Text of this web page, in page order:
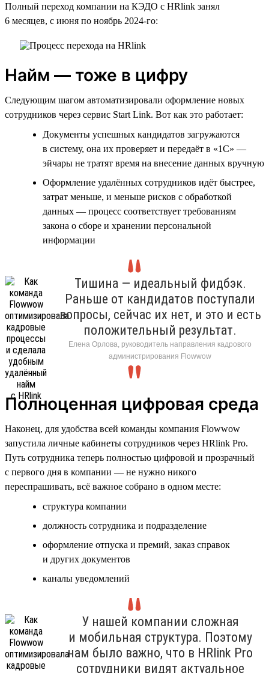
Полный переход компании на КЭДО с HRlink занял
6 месяцев, с июня по ноябрь 2024-го:
Найм — тоже в цифру
Следующим шагом автоматизировали оформление новых
сотрудников через сервис Start Link. Вот как это работает:
Документы успешных кандидатов загружаются
в систему, она их проверяет и передаёт в «1С» —
эйчары не тратят время на внесение данных вручную
Оформление удалённых сотрудников идёт быстрее,
затрат меньше, и меньше рисков с обработкой
данных — процесс соответствует требованиям
закона о сборе и хранении персональной
информации
Тишина — идеальный фидбэк.
Раньше от кандидатов поступали
вопросы, сейчас их нет, и это и есть
положительный результат.
Елена Орлова, руководитель направления кадрового
администрирования Flowwow
Полноценная цифровая среда
Наконец, для удобства всей команды компания Flowwow
запустила личные кабинеты сотрудников через HRlink Pro.
Путь сотрудника теперь полностью цифровой и прозрачный
с первого дня в компании — не нужно никого
переспрашивать, всё важное собрано в одном месте:
структура компании
должность сотрудника и подразделение
оформление отпуска и премий, заказ справок
и других документов
каналы уведомлений
У нашей компании сложная
и мобильная структура. Поэтому
нам было важно, что в HRlink Pro
сотрудники видят актуальное